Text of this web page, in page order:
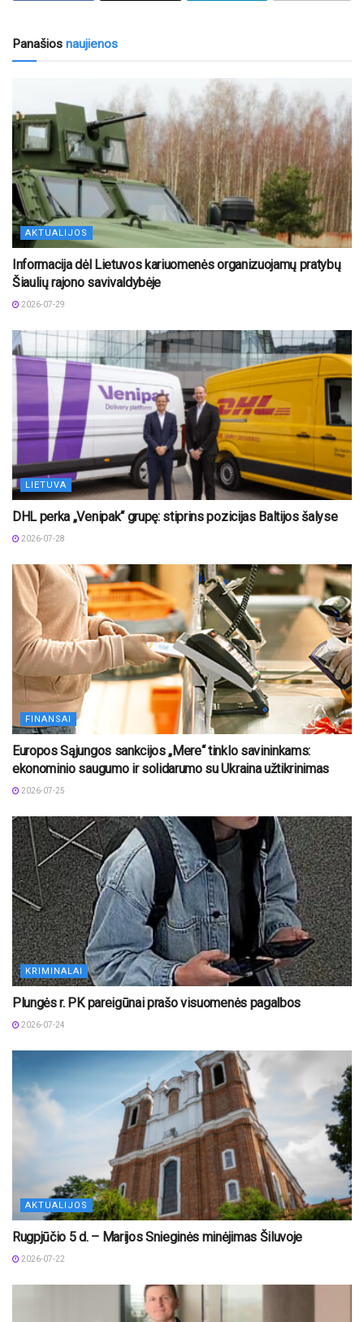
Panašios naujienos
AKTUALIJOS
Informacija dėl Lietuvos kariuomenės organizuojamų pratybų
Šiaulių rajono savivaldybėje
2026-07-29
LIETUVA
DHL perka „Venipak“ grupę: stiprins pozicijas Baltijos šalyse
2026-07-28
FINANSAI
Europos Sąjungos sankcijos „Mere“ tinklo savininkams:
ekonominio saugumo ir solidarumo su Ukraina užtikrinimas
2026-07-25
KRIMINALAI
Plungės r. PK pareigūnai prašo visuomenės pagalbos
2026-07-24
AKTUALIJOS
Rugpjūčio 5 d. – Marijos Snieginės minėjimas Šiluvoje
2026-07-22